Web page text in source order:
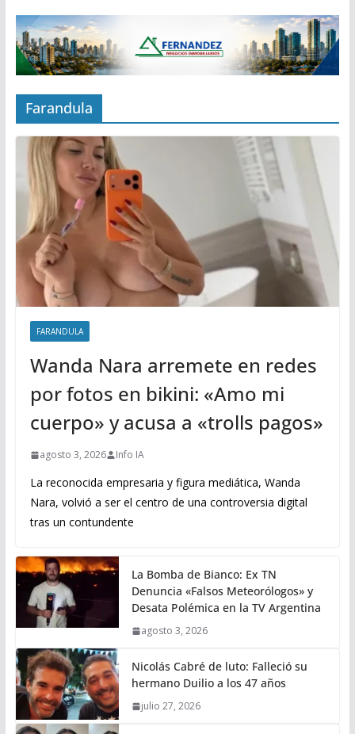
Farandula
FARANDULA
Wanda Nara arremete en redes
por fotos en bikini: «Amo mi
cuerpo» y acusa a «trolls pagos»
agosto 3, 2026 Info IA
La reconocida empresaria y figura mediática, Wanda
Nara, volvió a ser el centro de una controversia digital
tras un contundente
La Bomba de Bianco: Ex TN
Denuncia «Falsos Meteorólogos» y
Desata Polémica en la TV Argentina
agosto 3, 2026
Nicolás Cabré de luto: Falleció su
hermano Duilio a los 47 años
julio 27, 2026